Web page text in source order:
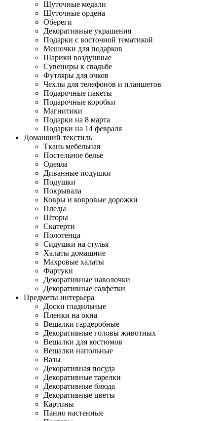
Шуточные медали
Шуточные ордена
Обереги
Декоративные украшения
Подарки с восточной тематикой
Мешочки для подарков
Шарики воздушные
Сувениры к свадьбе
Футляры для очков
Чехлы для телефонов и планшетов
Подарочные пакеты
Подарочные коробки
Магнитики
Подарки на 8 марта
Подарки на 14 февраля
Домашний текстиль
Ткань мебельная
Постельное белье
Одеяла
Диванные подушки
Подушки
Покрывала
Ковры и ковровые дорожки
Пледы
Шторы
Скатерти
Полотенца
Сидушки на стулья
Халаты домашние
Махровые халаты
Фартуки
Декоративные наволочки
Декоративные салфетки
Предметы интерьера
Доски гладильные
Пленки на окна
Вешалки гардеробные
Декоративные головы животных
Вешалки для костюмов
Вешалки напольные
Вазы
Декоративная посуда
Декоративные тарелки
Декоративные блюда
Декоративные цветы
Картины
Панно настенные